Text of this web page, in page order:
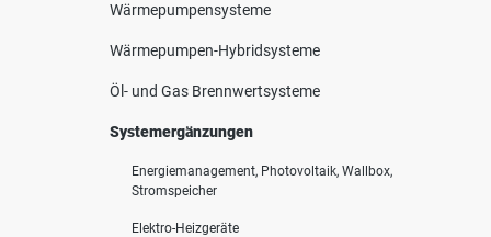
Wärmepumpensysteme
Wärmepumpen-Hybridsysteme
Öl- und Gas Brennwertsysteme
Systemergänzungen
Energiemanagement, Photovoltaik, Wallbox,
Stromspeicher
Elektro-Heizgeräte